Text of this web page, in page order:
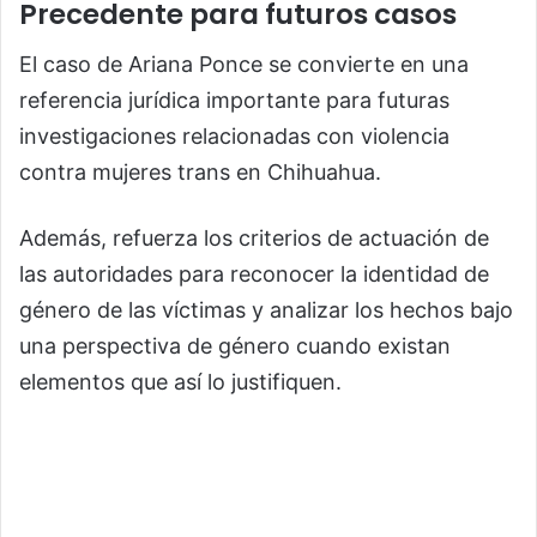
Precedente para futuros casos
El caso de Ariana Ponce se convierte en una
referencia jurídica importante para futuras
investigaciones relacionadas con violencia
contra mujeres trans en Chihuahua.
Además, refuerza los criterios de actuación de
las autoridades para reconocer la identidad de
género de las víctimas y analizar los hechos bajo
una perspectiva de género cuando existan
elementos que así lo justifiquen.